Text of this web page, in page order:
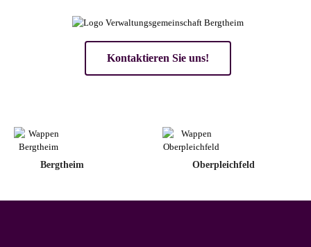
Kontaktieren Sie uns!
Bergtheim Oberpleichfeld